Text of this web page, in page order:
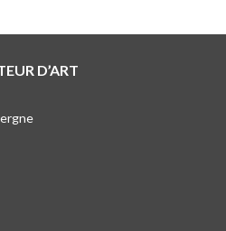
D’ART